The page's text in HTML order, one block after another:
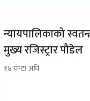
न्यायपालिकाको
मुख्य रजिस्ट्रार पौडेल
१४ घन्टा अघि